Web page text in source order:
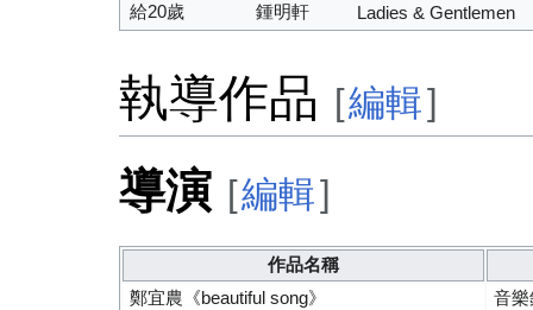
給20歲
鍾明軒 Ladies & Gentlemen
執導作品 [編輯]
導演 [編輯]
作品名稱
鄭宜農《beautiful song》
音